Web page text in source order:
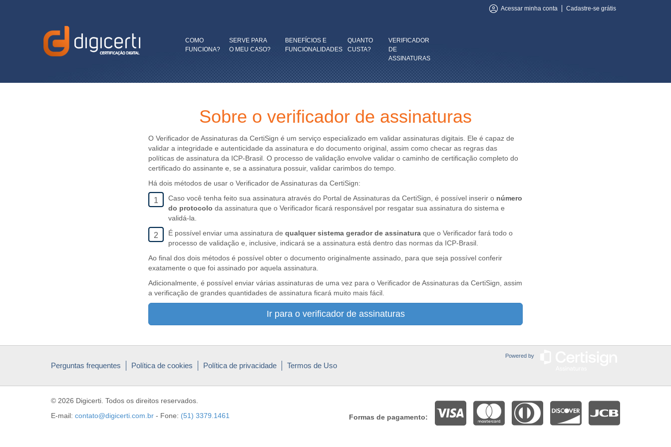
Acessar minha conta Cadastre-se grátis
COMO
FUNCIONA?
SERVE PARA
O MEU CASO?
BENEFÍCIOS E
FUNCIONALIDADES
QUANTO
CUSTA?
VERIFICADOR
DE
ASSINATURAS
Sobre o verificador de assinaturas
O Verificador de Assinaturas da CertiSign é um serviço especializado em validar assinaturas digitais. Ele é capaz de
validar a integridade e autenticidade da assinatura e do documento original, assim como checar as regras das
políticas de assinatura da ICP-Brasil. O processo de validação envolve validar o caminho de certificação completo do
certificado do assinante e, se a assinatura possuir, validar carimbos do tempo.
Há dois métodos de usar o Verificador de Assinaturas da CertiSign:
1 Caso você tenha feito sua assinatura através do Portal de Assinaturas da CertiSign, é possível inserir o número
do protocolo da assinatura que o Verificador ficará responsável por resgatar sua assinatura do sistema e
validá-la.
2 É possível enviar uma assinatura de qualquer sistema gerador de assinatura que o Verificador fará todo o
processo de validação e, inclusive, indicará se a assinatura está dentro das normas da ICP-Brasil.
Ao final dos dois métodos é possível obter o documento originalmente assinado, para que seja possível conferir
exatamente o que foi assinado por aquela assinatura.
Adicionalmente, é possível enviar várias assinaturas de uma vez para o Verificador de Assinaturas da CertiSign, assim
a verificação de grandes quantidades de assinatura ficará muito mais fácil.
Ir para o verificador de assinaturas
Perguntas frequentes Política de cookies Política de privacidade Termos de Uso
Powered by
© 2026 Digicerti. Todos os direitos reservados.
E-mail: contato@digicerti.com.br - Fone: (51) 3379.1461 Formas de pagamento: